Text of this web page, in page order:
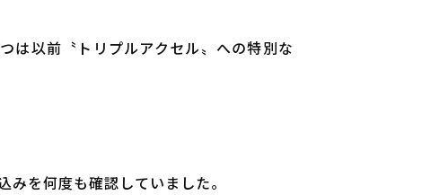
は以前〝トリプルアクセル〟への特別な
を何度も確認していました。